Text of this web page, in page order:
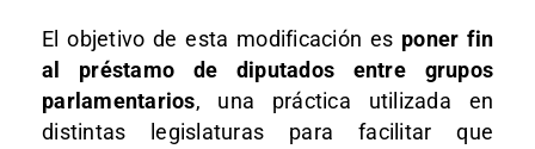
El objetivo de esta modificación es poner fin
al préstamo de diputados entre grupos
parlamentarios, una práctica utilizada en
distintas legislaturas para facilitar que